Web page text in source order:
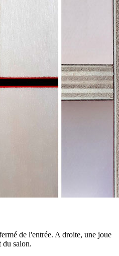
de l'entrée. A droite, une joue
du salon.